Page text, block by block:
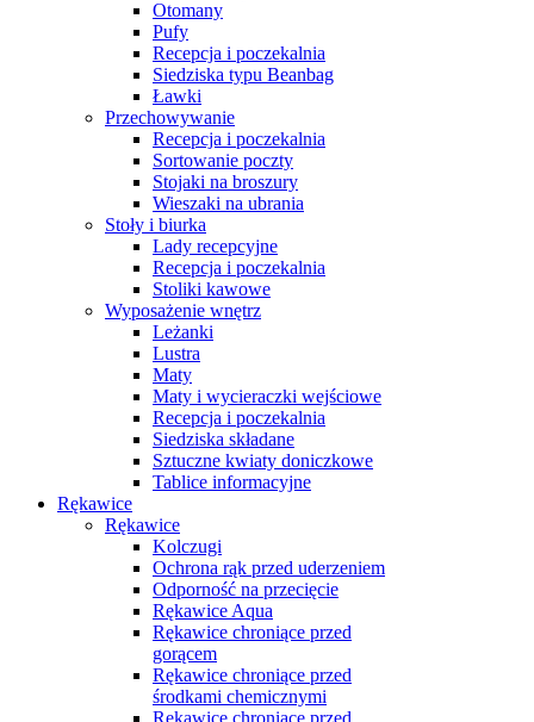
Otomany
Pufy
Recepcja i poczekalnia
Siedziska typu Beanbag
Ławki
Przechowywanie
Recepcja i poczekalnia
Sortowanie poczty
Stojaki na broszury
Wieszaki na ubrania
Stoły i biurka
Lady recepcyjne
Recepcja i poczekalnia
Stoliki kawowe
Wyposażenie wnętrz
Leżanki
Lustra
Maty
Maty i wycieraczki wejściowe
Recepcja i poczekalnia
Siedziska składane
Sztuczne kwiaty doniczkowe
Tablice informacyjne
Rękawice
Rękawice
Kolczugi
Ochrona rąk przed uderzeniem
Odporność na przecięcie
Rękawice Aqua
Rękawice chroniące przed
gorącem
Rękawice chroniące przed
środkami chemicznymi
Rękawice chroniące przed